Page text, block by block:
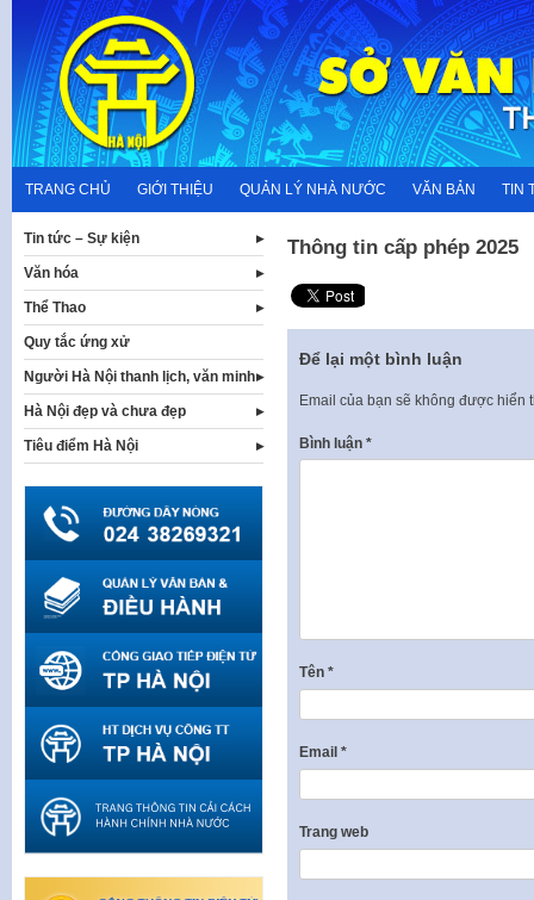
content
TRANG CHỦ GIỚI THIỆU QUẢN LÝ NHÀ NƯỚC VĂN BẢN TIN
Thông tin cấp phép 2025
Để lại một bình luận
Email của bạn sẽ không được hiển
Bình luận *
Tên *
Email *
Trang web
Tin tức – Sự kiện
Văn hóa
Thể Thao
Quy tắc ứng xử
Người Hà Nội thanh lịch, văn minh
Hà Nội đẹp và chưa đẹp
Tiêu điểm Hà Nội